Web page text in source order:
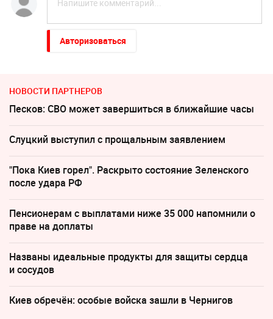
Авторизоваться
НОВОСТИ ПАРТНЕРОВ
Песков: СВО может завершиться в ближайшие часы
Слуцкий выступил с прощальным заявлением
"Пока Киев горел". Раскрыто состояние Зеленского
после удара РФ
Пенсионерам с выплатами ниже 35 000 напомнили о
праве на доплаты
Названы идеальные продукты для защиты сердца
и сосудов
Киев обречён: особые войска зашли в Чернигов